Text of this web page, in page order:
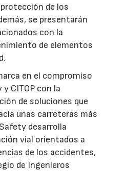
de los
se presentarán
con la
de elementos
en el compromiso
y CITOP con la
de soluciones que
unas carreteras más
desarrolla
vial orientados a
de los accidentes,
de Ingenieros